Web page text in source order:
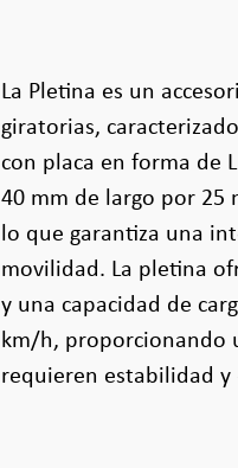
La Pletina es un
giratorias,
con placa en forma de
40 mm de largo por 25
lo que garantiza una
movilidad. La pletina
y una capacidad de
km/h, proporcionando
requieren estabilidad